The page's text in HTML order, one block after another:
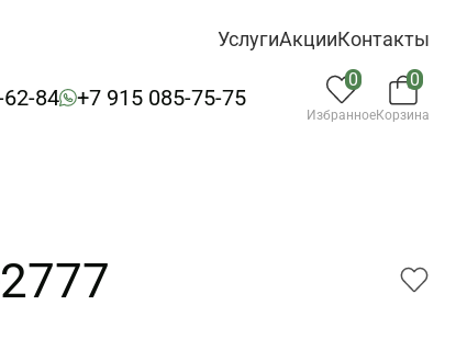
УслугиАкцииКонтакты
84 +7 915 085-75-75
0
Избранное
0
Корзина